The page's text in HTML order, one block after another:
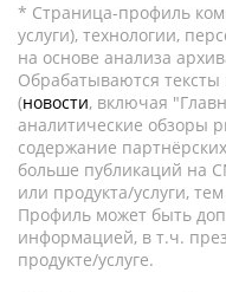
* Страница-профиль
услуги), технологии,
на основе анализа
Обрабатываются
(новости, включая
аналитические обзоры
содержание
больше публикаций на
или продукта/услуги,
Профиль может быть
информацией, в т.ч.
продукте/услуге.